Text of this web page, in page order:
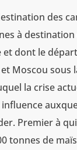
des
à destination
et dont le
Moscou sous
la crise
Premier à
tonnes de